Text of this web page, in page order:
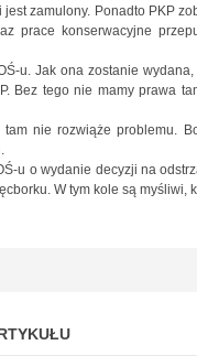
zamulony. Ponadto PKP
prace konserwacyjne
u. Jak ona zostanie
Bez tego nie mamy prawa
tam nie rozwiąże problemu.
u o wydanie decyzji na
W tym kole są